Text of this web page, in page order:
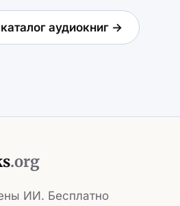
аудиокниг →
.org
ИИ. Бесплатно